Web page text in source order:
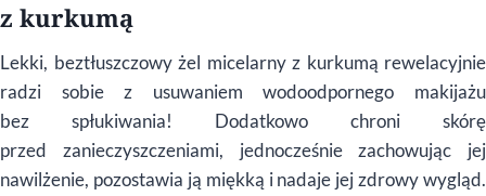
z kurkumą
Lekki, beztłuszczowy żel micelarny z kurkumą rewelacyjnie
radzi sobie z usuwaniem wodoodpornego makijażu
bez spłukiwania! Dodatkowo chroni skórę
przed zanieczyszczeniami, jednocześnie zachowując jej
nawilżenie, pozostawia ją miękką i nadaje jej zdrowy wygląd.